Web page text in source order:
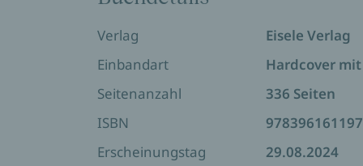
Luka ist als Fernsehreporterin kaum je
vor einer unangenehmen Wahrheit die
In dem Glauben, von den anderen nicht
Päckchen – bis der Vater spurlos
»Ein wundervoller Familienroman
Verlag
Eisele Verlag
Einbandart
Hardcover
Seitenanzahl
336 Seiten
ISBN
Erscheinungstag
29.08.2024